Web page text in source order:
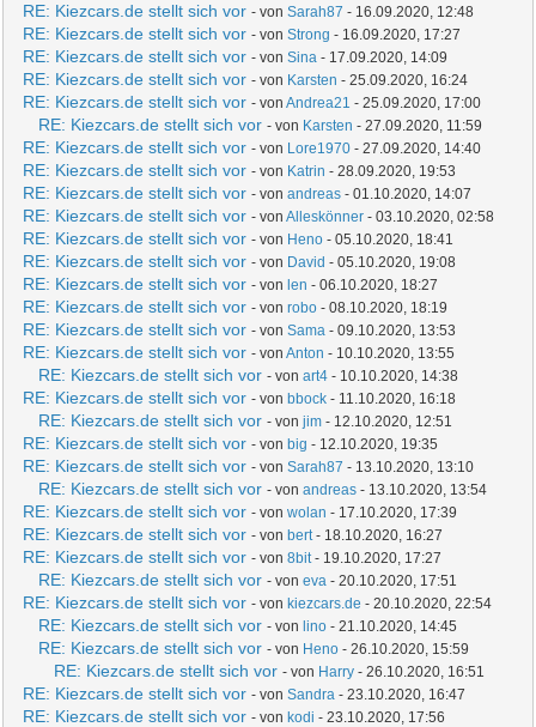
RE: Kiezcars.de stellt sich vor - vonSarah87 - 16.09.2020, 12:48
RE: Kiezcars.de stellt sich vor - vonStrong - 16.09.2020, 17:27
RE: Kiezcars.de stellt sich vor - vonSina - 17.09.2020, 14:09
RE: Kiezcars.de stellt sich vor - von Karsten - 25.09.2020, 16:24
RE: Kiezcars.de stellt sich vor - vonAndrea21 - 25.09.2020, 17:00
RE: Kiezcars.de stellt sich vor - von Karsten - 27.09.2020, 11:59
RE: Kiezcars.de stellt sich vor - von Lore1970 - 27.09.2020, 14:40
RE: Kiezcars.de stellt sich vor - von Katrin - 28.09.2020, 19:53
RE: Kiezcars.de stellt sich vor - vonandreas - 01.10.2020, 14:07
RE: Kiezcars.de stellt sich vor - vonAlleskönner - 03.10.2020, 02:58
RE: Kiezcars.de stellt sich vor - von Heno - 05.10.2020, 18:41
RE: Kiezcars.de stellt sich vor - von David - 05.10.2020, 19:08
RE: Kiezcars.de stellt sich vor - von len - 06.10.2020, 18:27
RE: Kiezcars.de stellt sich vor - vonrobo - 08.10.2020, 18:19
RE: Kiezcars.de stellt sich vor - vonSama - 09.10.2020, 13:53
RE: Kiezcars.de stellt sich vor - vonAnton - 10.10.2020, 13:55
RE: Kiezcars.de stellt sich vor - vonart4 - 10.10.2020, 14:38
RE: Kiezcars.de stellt sich vor - von bbock - 11.10.2020, 16:18
RE: Kiezcars.de stellt sich vor - vonjim - 12.10.2020, 12:51
RE: Kiezcars.de stellt sich vor - von big - 12.10.2020, 19:35
RE: Kiezcars.de stellt sich vor - vonSarah87 - 13.10.2020, 13:10
RE: Kiezcars.de stellt sich vor - vonandreas - 13.10.2020, 13:54
RE: Kiezcars.de stellt sich vor - vonwolan - 17.10.2020, 17:39
RE: Kiezcars.de stellt sich vor - von bert- 18.10.2020, 16:27
RE: Kiezcars.de stellt sich vor - von8bit- 19.10.2020, 17:27
RE: Kiezcars.de stellt sich vor - voneva - 20.10.2020, 17:51
RE: Kiezcars.de stellt sich vor - von kiezcars.de - 20.10.2020, 22:54
RE: Kiezcars.de stellt sich vor - von lino - 21.10.2020, 14:45
RE: Kiezcars.de stellt sich vor - von Heno - 26.10.2020, 15:59
RE: Kiezcars.de stellt sich vor - von Harry - 26.10.2020, 16:51
RE: Kiezcars.de stellt sich vor - vonSandra - 23.10.2020, 16:47
RE: Kiezcars.de stellt sich vor - von kodi - 23.10.2020, 17:56